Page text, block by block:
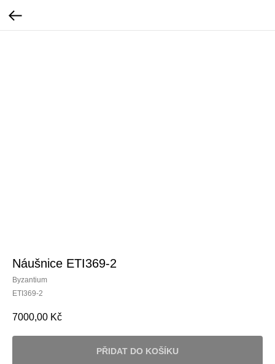
Náušnice ETI369-2
Byzantium
ETI369-2
7000,00 Kč
PŘIDAT DO KOŠÍKU